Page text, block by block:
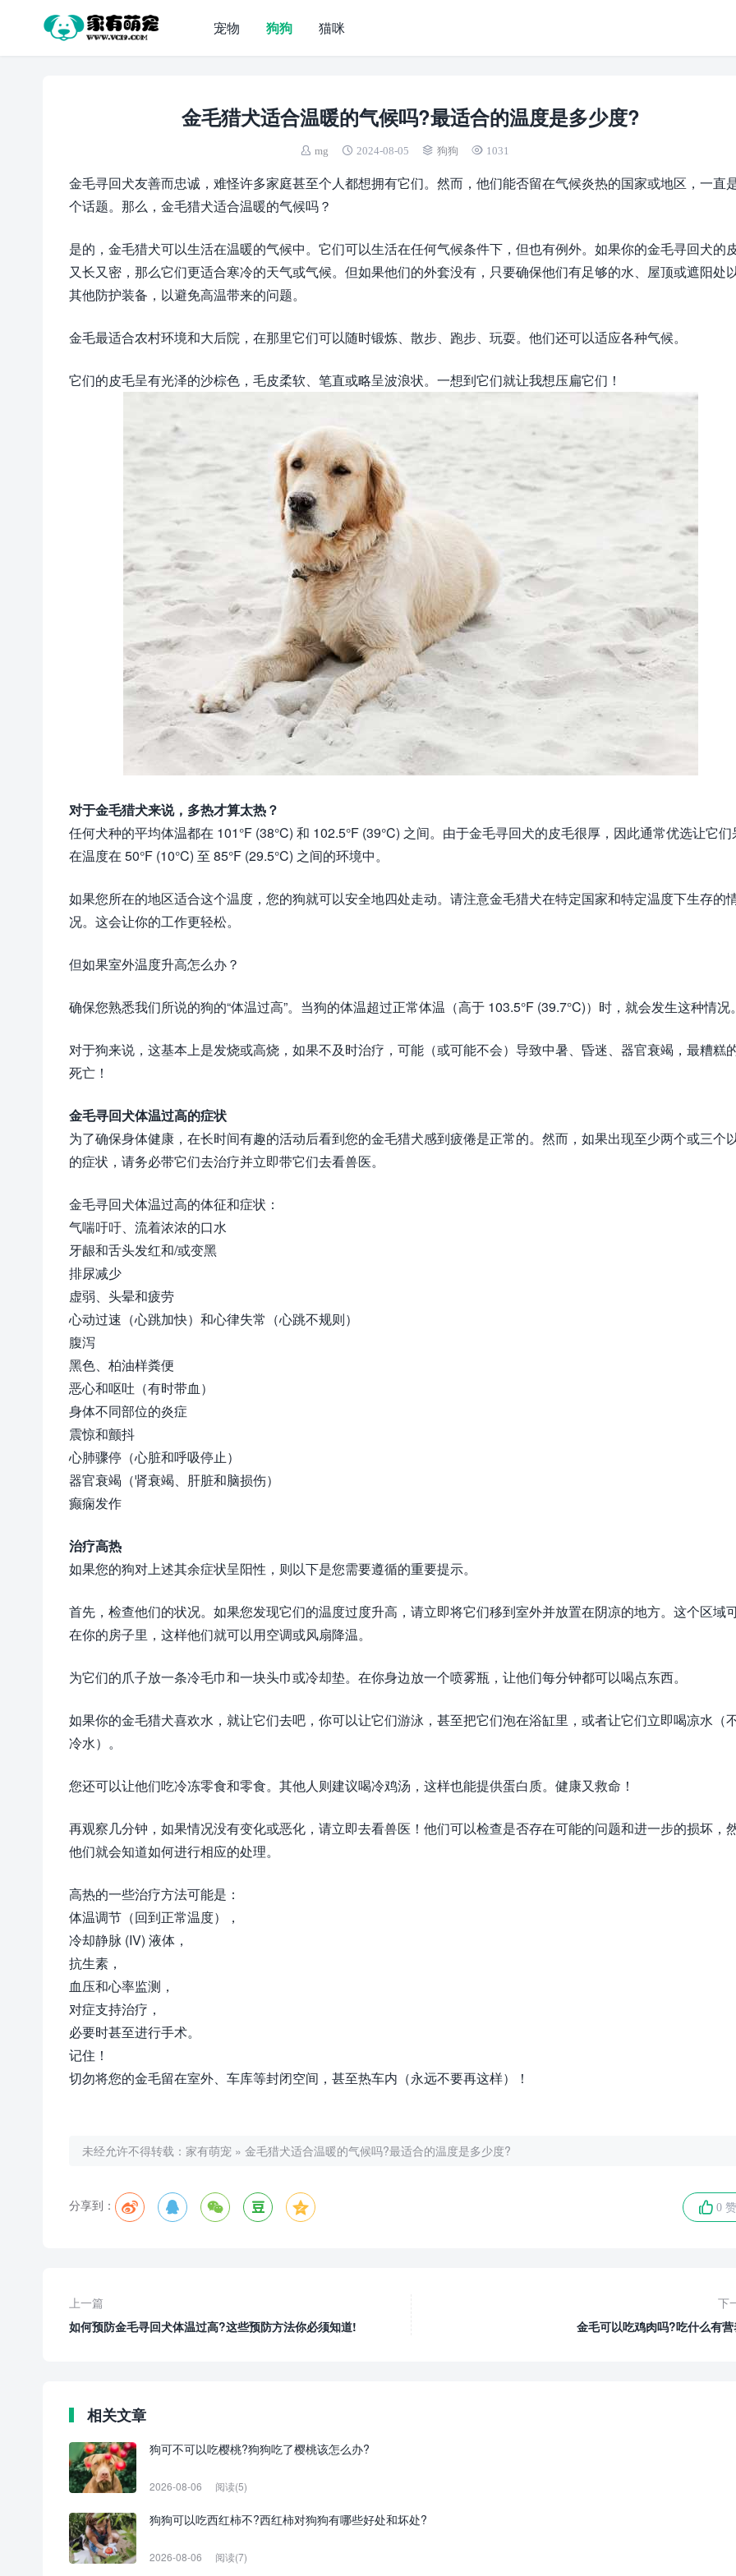
宠物 狗狗 猫咪
金毛猎犬适合温暖的气候吗?最适合的温度是多少度?
mg 2024-08-05 狗狗 1031
金毛寻回犬友善而忠诚，难怪许多家庭甚至个人都想拥有它们。然而，他们能否留在气候炎热的国家或地区，一直
个话题。那么，金毛猎犬适合温暖的气候吗？
是的，金毛猎犬可以生活在温暖的气候中。它们可以生活在任何气候条件下，但也有例外。如果你的金毛寻回犬的
又长又密，那么它们更适合寒冷的天气或气候。但如果他们的外套没有，只要确保他们有足够的水、屋顶或遮阳处
其他防护装备，以避免高温带来的问题。
金毛最适合农村环境和大后院，在那里它们可以随时锻炼、散步、跑步、玩耍。他们还可以适应各种气候。
它们的皮毛呈有光泽的沙棕色，毛皮柔软、笔直或略呈波浪状。一想到它们就让我想压扁它们！
对于金毛猎犬来说，多热才算太热？
任何犬种的平均体温都在 101°F (38°C) 和 102.5°F (39°C) 之间。由于金毛寻回犬的皮毛很厚，因此通常优选让它们
在温度在 50°F (10°C) 至 85°F (29.5°C) 之间的环境中。
如果您所在的地区适合这个温度，您的狗就可以安全地四处走动。请注意金毛猎犬在特定国家和特定温度下生存的
况。这会让你的工作更轻松。
但如果室外温度升高怎么办？
确保您熟悉我们所说的狗的“体温过高”。当狗的体温超过正常体温（高于 103.5°F (39.7°C)）时，就会发生这种情况
对于狗来说，这基本上是发烧或高烧，如果不及时治疗，可能（或可能不会）导致中暑、昏迷、器官衰竭，最糟糕
死亡！
金毛寻回犬体温过高的症状
为了确保身体健康，在长时间有趣的活动后看到您的金毛猎犬感到疲倦是正常的。然而，如果出现至少两个或三个
的症状，请务必带它们去治疗并立即带它们去看兽医。
金毛寻回犬体温过高的体征和症状：
气喘吁吁、流着浓浓的口水
牙龈和舌头发红和/或变黑
排尿减少
虚弱、头晕和疲劳
心动过速（心跳加快）和心律失常（心跳不规则）
腹泻
黑色、柏油样粪便
恶心和呕吐（有时带血）
身体不同部位的炎症
震惊和颤抖
心肺骤停（心脏和呼吸停止）
器官衰竭（肾衰竭、肝脏和脑损伤）
癫痫发作
治疗高热
如果您的狗对上述其余症状呈阳性，则以下是您需要遵循的重要提示。
首先，检查他们的状况。如果您发现它们的温度过度升高，请立即将它们移到室外并放置在阴凉的地方。这个区域
在你的房子里，这样他们就可以用空调或风扇降温。
为它们的爪子放一条冷毛巾和一块头巾或冷却垫。在你身边放一个喷雾瓶，让他们每分钟都可以喝点东西。
如果你的金毛猎犬喜欢水，就让它们去吧，你可以让它们游泳，甚至把它们泡在浴缸里，或者让它们立即喝凉水（
冷水）。
您还可以让他们吃冷冻零食和零食。其他人则建议喝冷鸡汤，这样也能提供蛋白质。健康又救命！
再观察几分钟，如果情况没有变化或恶化，请立即去看兽医！他们可以检查是否存在可能的问题和进一步的损坏，
他们就会知道如何进行相应的处理。
高热的一些治疗方法可能是：
体温调节（回到正常温度），
冷却静脉 (IV) 液体，
抗生素，
血压和心率监测，
对症支持治疗，
必要时甚至进行手术。
记住！
切勿将您的金毛留在室外、车库等封闭空间，甚至热车内（永远不要再这样）！
未经允许不得转载： 家有萌宠 » 金毛猎犬适合温暖的气候吗?最适合的温度是多少度?
分享到： 0 赞
上一篇
如何预防金毛寻回犬体温过高?这些预防方法你必须知道!
下
金毛可以吃鸡肉吗?吃什么有
相关文章
狗可不可以吃樱桃?狗狗吃了樱桃该怎么办?
2026-08-06 阅读(5)
狗狗可以吃西红柿不?西红柿对狗狗有哪些好处和坏处?
2026-08-06 阅读(7)